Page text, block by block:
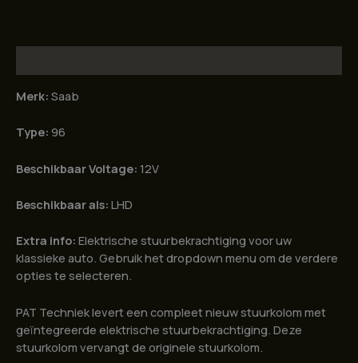
Merk: Saab
Type: 96
Beschikbaar Voltage: 12V
Beschikbaar als: LHD
Extra info: Elektrische stuurbekrachtiging voor uw
klassieke auto. Gebruik het dropdown menu om de verdere
opties te selecteren.
PAT Techniek levert een compleet nieuw stuurkolom met
geïntegreerde elektrische stuurbekrachtiging. Deze
stuurkolom vervangt de originele stuurkolom.